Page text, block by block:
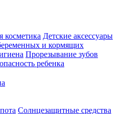
косметика Детские аксессуары
и кормящих
Прорезывание зубов
ребенка
Солнцезащитные средства